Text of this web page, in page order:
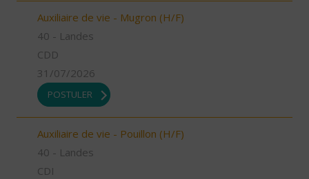
Auxiliaire de vie - Mugron (H/F)
40 - Landes
CDD
31/07/2026
POSTULER
Auxiliaire de vie - Pouillon (H/F)
40 - Landes
CDI